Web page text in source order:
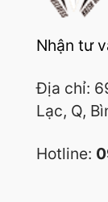
Nhận tư
Địa chỉ:
Lạc, Q,
Hotline: